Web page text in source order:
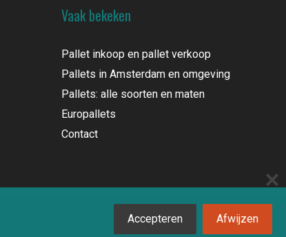
Vaak bekeken
Pallet inkoop en pallet verkoop
Pallets in Amsterdam en omgeving
Pallets: alle soorten en maten
Europallets
Contact
Accepteren Afwijzen